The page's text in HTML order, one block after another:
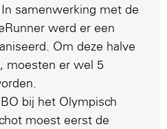
samenwerking met de
werd er een
Om deze halve
moesten er wel 5
bij het Olympisch
moest eerst de